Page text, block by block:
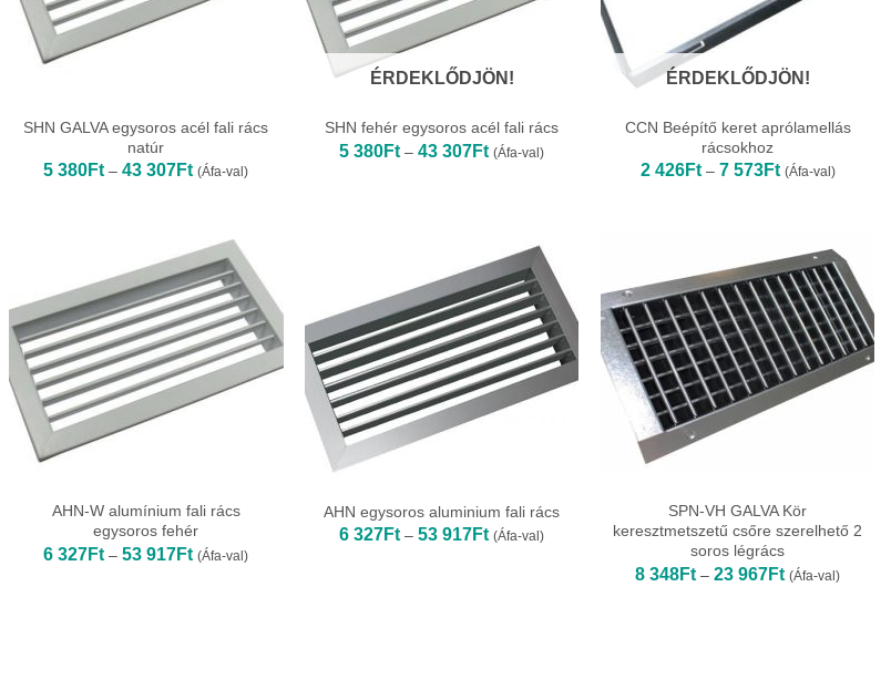
SHN GALVA egysoros acél fali rács
natúr
5 380Ft – 43 307FtÁrtartomány:
5
307Ft
(Áfa-val)
ÉRDEKLŐDJÖN!
SHN fehér egysoros acél fali rács
5 380Ft – 43 307FtÁrtartomány:
5
(Áfa-val)
ÉRDEKLŐDJÖN!
CCN Beépítő keret aprólamellás
rácsokhoz
2 426Ft – 7 573FtÁrtartomány:
2
(Áfa-val)
AHN-W alumínium fali rács
egysoros fehér
6 327Ft – 53 917FtÁrtartomány:
6
(Áfa-val)
AHN egysoros aluminium fali rács
6 327Ft – 53 917FtÁrtartomány:
6
(Áfa-val)
SPN-VH GALVA Kör
keresztmetszetű csőre szerelhető 2
soros légrács
8 348Ft – 23 967FtÁrtartomány:
8
(Áfa-val)